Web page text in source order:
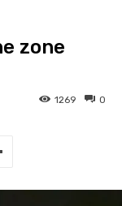
zone
0
1269